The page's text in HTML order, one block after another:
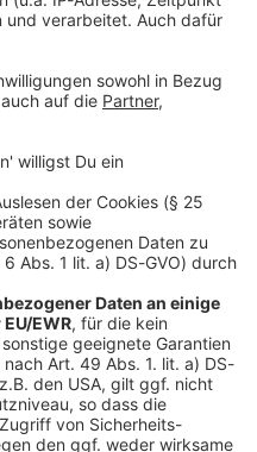
dpa:251021-930-190180/1